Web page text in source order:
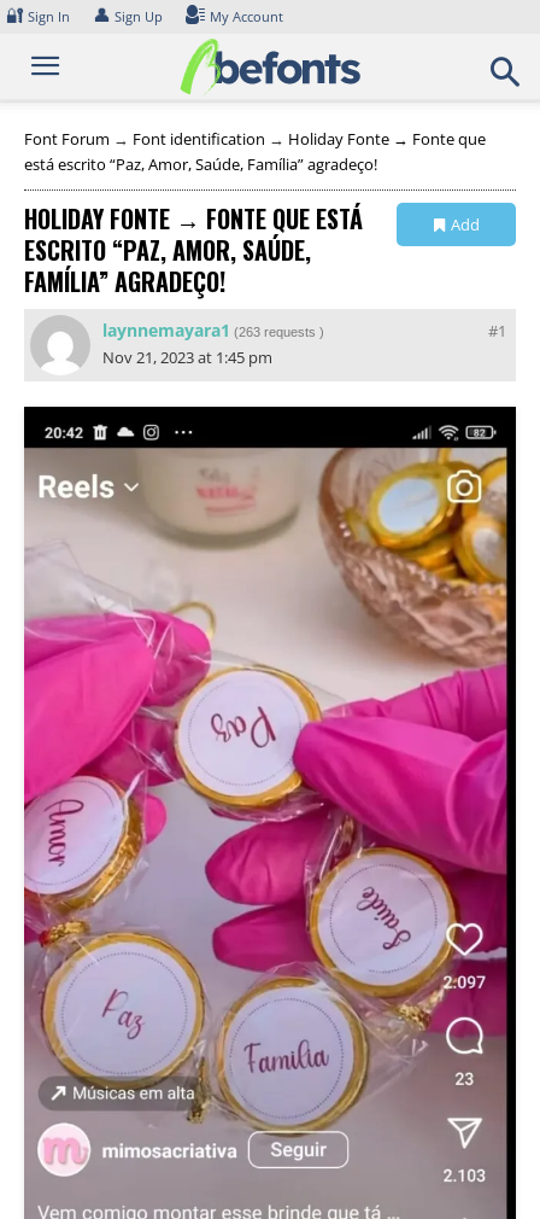
Skip
content
🔐 Sign In 👤 Sign Up My Account
Font Forum → Font identification → Holiday Fonte → Fonte que
está escrito “Paz, Amor, Saúde, Família” agradeço!
HOLIDAY FONTE → FONTE QUE ESTÁ
ESCRITO “PAZ, AMOR, SAÚDE,
FAMÍLIA” AGRADEÇO!
Add
#1
laynnemayara1 (263 requests )
Nov 21, 2023 at 1:45 pm